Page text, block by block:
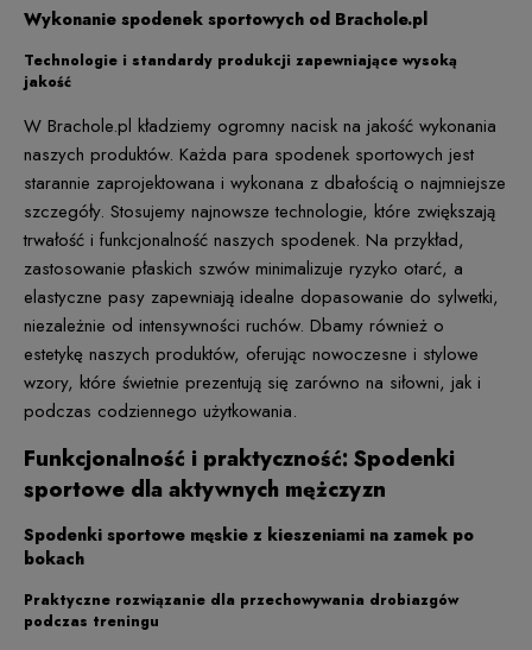
Wykonanie spodenek sportowych od Brachole.pl
Technologie i standardy produkcji zapewniające wysoką
jakość
W Brachole.pl kładziemy ogromny nacisk na jakość wykonania
naszych produktów. Każda para spodenek sportowych jest
starannie zaprojektowana i wykonana z dbałością o najmniejsze
szczegóły. Stosujemy najnowsze technologie, które zwiększają
trwałość i funkcjonalność naszych spodenek. Na przykład,
zastosowanie płaskich szwów minimalizuje ryzyko otarć, a
elastyczne pasy zapewniają idealne dopasowanie do sylwetki,
niezależnie od intensywności ruchów. Dbamy również o
estetykę naszych produktów, oferując nowoczesne i stylowe
wzory, które świetnie prezentują się zarówno na siłowni, jak i
podczas codziennego użytkowania.
Funkcjonalność i praktyczność: Spodenki
sportowe dla aktywnych mężczyzn
Spodenki sportowe męskie z kieszeniami na zamek po
bokach
Praktyczne rozwiązanie dla przechowywania drobiazgów
podczas treningu